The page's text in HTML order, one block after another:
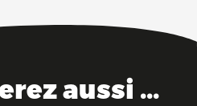
aussi ...